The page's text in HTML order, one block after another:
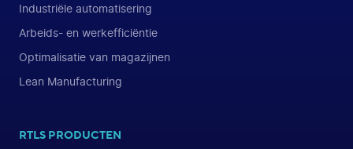
Industriële automatisering
Arbeids- en werkefficiëntie
Optimalisatie van magazijnen
Lean Manufacturing
RTLS PRODUCTEN